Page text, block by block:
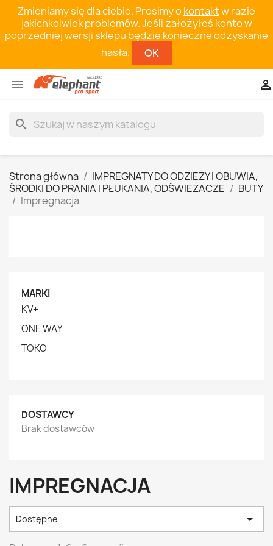
Zmieniamy się dla ciebie. Prosimy okontaktw razie
jakichkolwiek problemów. Jeśli założyłeś konto w
poprzedniej wersji sklepu będzie konieczneodzyskanie
hasła. OK
 
search
Strona główna
IMPREGNATY DO ODZIEŻY I OBUWIA,
ŚRODKI DO PRANIA I PŁUKANIA, ODŚWIEŻACZE
BUTY
Impregnacja
MARKI
KV+
ONE WAY
TOKO
DOSTAWCY
Brak dostawców
IMPREGNACJA
Dostępne 